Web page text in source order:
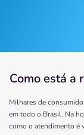
Como está a
Milhares de
em todo o Brasil. Na
como o atendimento é